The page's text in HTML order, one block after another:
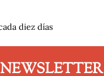
diez días
NEWSLETTER